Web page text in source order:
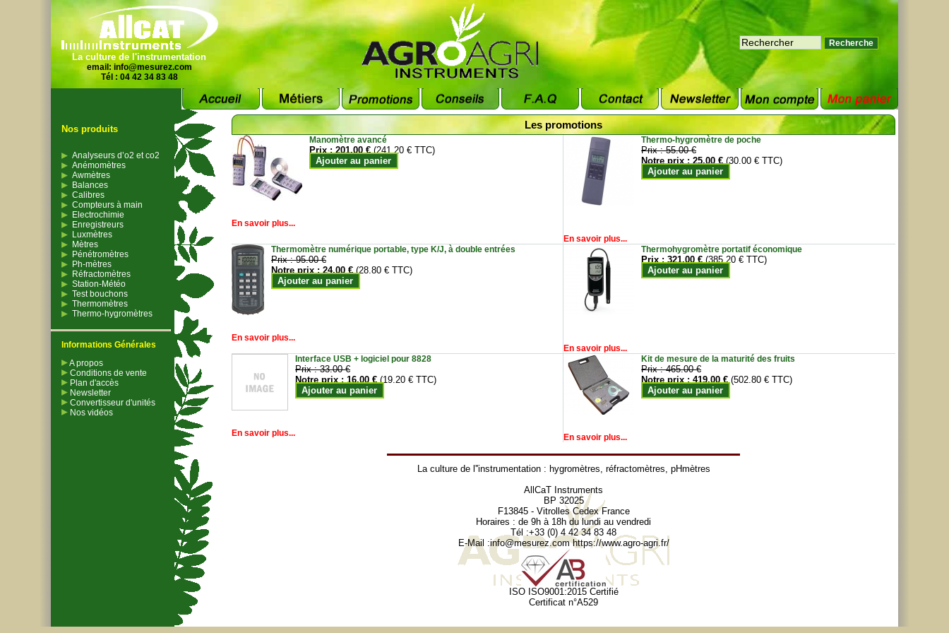
La culture de l'instrumentation
email: info@mesurez.com
Tél : 04 42 34 83 48
Nos produits
Analyseurs d’o2 et co2
Anémomètres
Awmètres
Balances
Calibres
Compteurs à main
Electrochimie
Enregistreurs
Luxmètres
Mètres
Pénétromètres
Ph-mètres
Réfractomètres
Station-Météo
Test bouchons
Thermomètres
Thermo-hygromètres
Informations Générales
A propos
Conditions de vente
Plan d'accès
Newsletter
Convertisseur d'unités
Nos vidéos
Les promotions
Manomètre avancé
Prix :201.00 € (241.20 € TTC)
Ajouter au panier
En savoir plus...
Thermo-hygromètre de poche
Prix :55.00 €
Notre prix :25.00 € (30.00 € TTC)
Ajouter au panier
En savoir plus...
Thermomètre numérique portable, type K/J, à double entrées
Prix :95.00 €
Notre prix :24.00 € (28.80 € TTC)
Ajouter au panier
En savoir plus...
Thermohygromètre portatif économique
Prix :321.00 € (385.20 € TTC)
Ajouter au panier
En savoir plus...
Interface USB + logiciel pour 8828
Prix :33.00 €
Notre prix :16.00 € (19.20 € TTC)
Ajouter au panier
En savoir plus...
Kit de mesure de la maturité des fruits
Prix :465.00 €
Notre prix :419.00 € (502.80 € TTC)
Ajouter au panier
En savoir plus...
La culture de l''instrumentation : hygromètres, réfractomètres, pHmètres
AllCaT Instruments
BP 32025
F13845 - Vitrolles Cedex France
Horaires : de 9h à 18h du lundi au vendredi
Tél :+33 (0) 4 42 34 83 48
E-Mail :info@mesurez.com https://www.agro-agri.fr/
ISO ISO9001:2015 Certifié
Certificat n°A529